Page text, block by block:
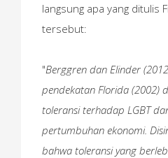
langsung apa yang ditulis
tersebut:
"Berggren dan Elinder
pendekatan Florida (2002)
toleransi terhadap LGBT
pertumbuhan ekonomi.
bahwa toleransi yang